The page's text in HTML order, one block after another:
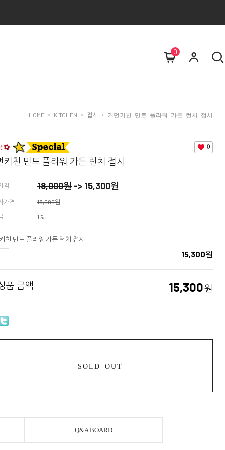
0
HOME > KITCHEN > 접시 > 커먼키친 민트 플라워 가든 런치 접시
0
키친 민트 플라워 가든 런치 접시
격 18,000원 -> 15,300원
가격 18,000원
1%
친 민트 플라워 가든 런치 접시
15,300원
품 금액 15,300원
SOLD OUT
Q&A BOARD